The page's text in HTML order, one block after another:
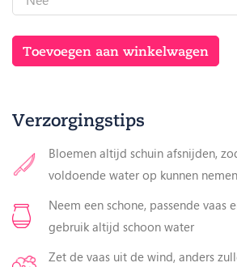
aantal
Toevoegen aan winkelwagen
Verzorgingstips
Bloemen altijd schuin afsnijden,
voldoende water op kunnen nemen
Neem een schone, passende vaas
gebruik altijd schoon water
Zet de vaas uit de wind, anders